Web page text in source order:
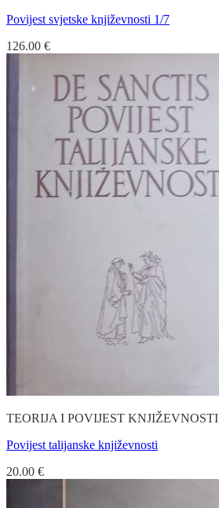
Povijest svjetske književnosti 1/7
126.00 €
TEORIJA I POVIJEST KNJIŽEVNOSTI
Povijest talijanske književnosti
20.00 €